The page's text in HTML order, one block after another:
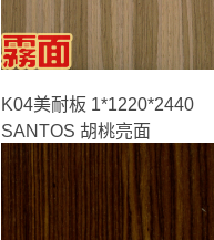
K04美耐板
SANTOS 胡桃亮面